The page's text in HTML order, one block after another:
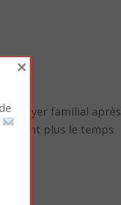
le foyer familial après
n’ont plus le temps
×